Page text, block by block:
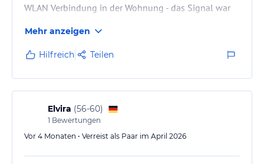
WLAN Verbindung in der Wohnung - das Signal war
Strecken ein Totalausfall
Mehr anzeigen
Hilfreich Teilen
Elvira (56-60)
1 Bewertungen
Vor 4 Monaten • Verreist als Paar im April 2026